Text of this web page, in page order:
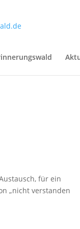
für ein
„nicht verstanden